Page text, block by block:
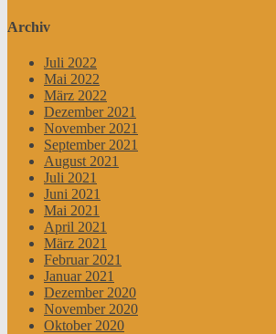
Archiv
Juli 2022
Mai 2022
März 2022
Dezember 2021
November 2021
September 2021
August 2021
Juli 2021
Juni 2021
Mai 2021
April 2021
März 2021
Februar 2021
Januar 2021
Dezember 2020
November 2020
Oktober 2020